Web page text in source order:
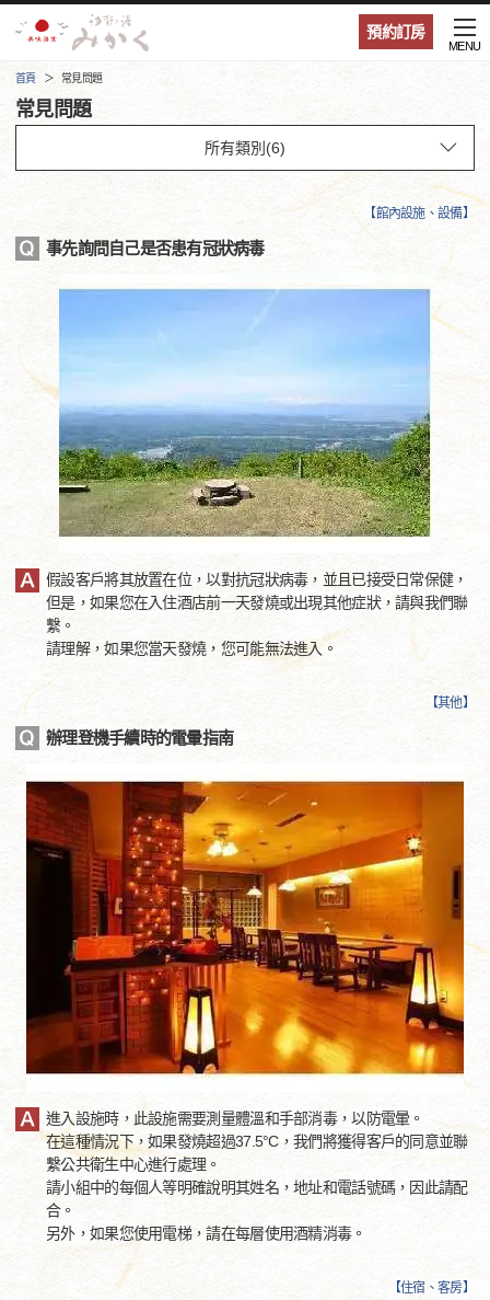
預約訂房
MENU
首頁 常見問題
常見問題
【館內設施、設備】
事先詢問自己是否患有冠狀病毒
假設客戶將其放置在位，以對抗冠狀病毒，並且已接受日常保健，
但是，如果您在入住酒店前一天發燒或出現其他症狀，請與我們聯
繫。
請理解，如果您當天發燒，您可能無法進入。
【其他】
辦理登機手續時的電暈指南
進入設施時，此設施需要測量體溫和手部消毒，以防電暈。
在這種情況下，如果發燒超過37.5°C，我們將獲得客戶的同意並聯
繫公共衛生中心進行處理。
請小組中的每個人等明確說明其姓名，地址和電話號碼，因此請配
合。
另外，如果您使用電梯，請在每層使用酒精消毒。
【住宿、客房】